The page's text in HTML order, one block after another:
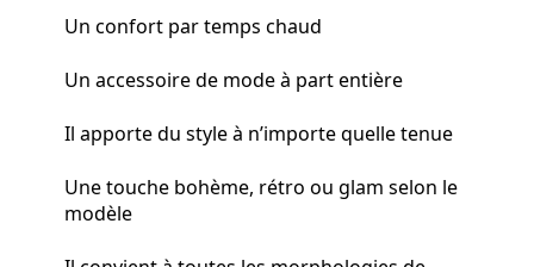
Un confort par temps chaud
Un accessoire de mode à part entière
Il apporte du style à n’importe quelle tenue
Une touche bohème, rétro ou glam selon le
modèle